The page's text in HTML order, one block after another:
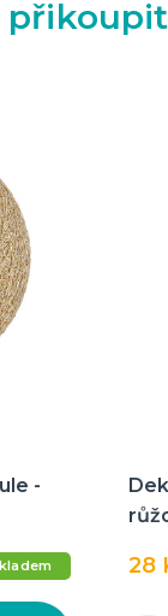
přikoupit
-
28